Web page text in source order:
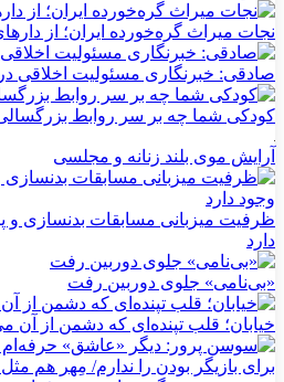
نجات میراث گره‌خورده ایران؛ از
صادقی: خبرنگاری مسئولیت اخلاقی
کودکی شما چه بر سر روابط
آرایش موی بلند زنانه و مجلسی
ظرفیت میزبانی مسابقات بدنسازی و
دارد
«بی‌نامی» جلوی دوربین رفت
خیابان؛ قلب تپنده‌ای که دشمن از آن